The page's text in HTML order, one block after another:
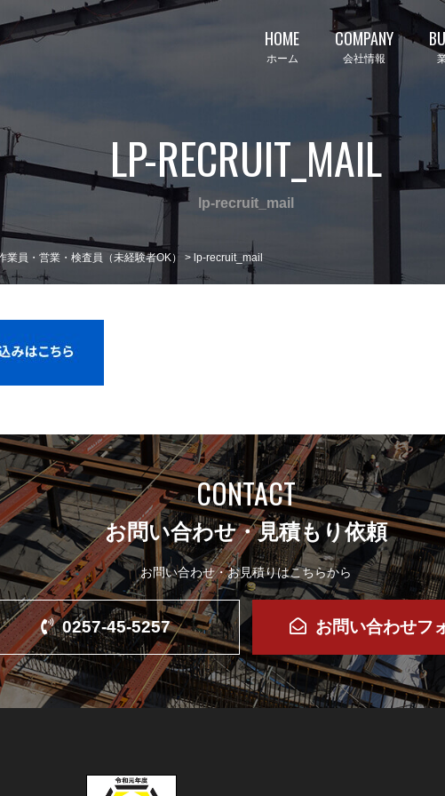
HOME
ホーム
COMPANY
会社情報
LP-RECRUIT_MAIL
lp-recruit_mail
員・営業・検査員（未経験者OK） > lp-recruit_mail
CONTACT
お問い合わせ・見積もり依頼
お問い合わせ・お見積りはこちらから
0257-45-5257 お問い合わせフ